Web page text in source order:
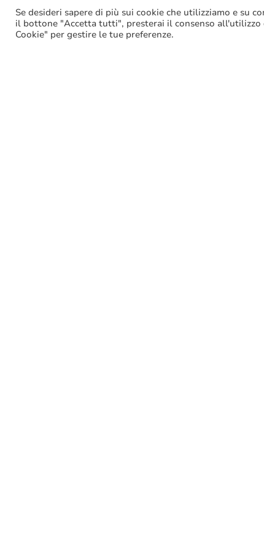
Se desideri sapere di più sui cookie che utilizziamo e su
il bottone "Accetta tutti", presterai il consenso
Cookie" per gestire le tue preferenze.